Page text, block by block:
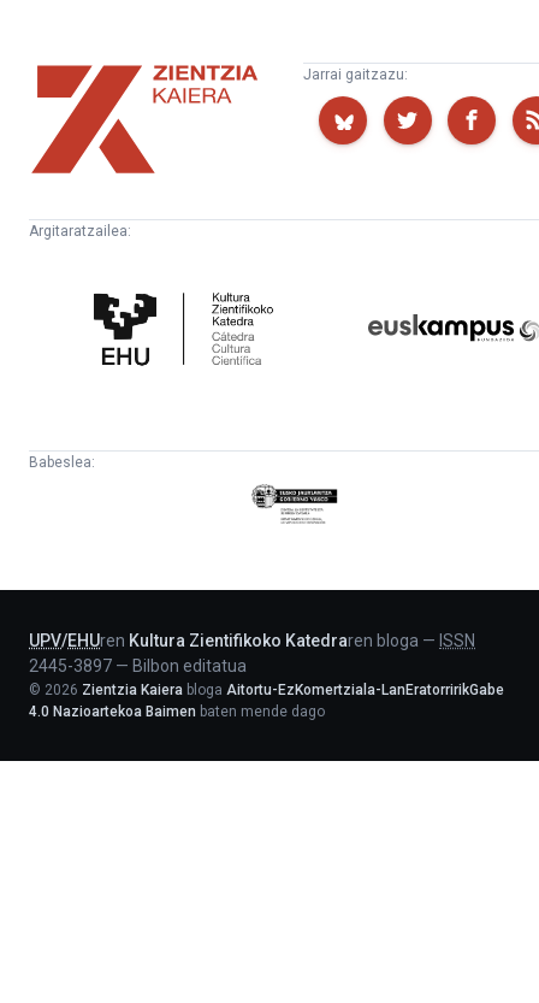
Zientzia
Kaiera
Jarrai gaitzazu:
Argitaratzailea:
Zientifikoko
Katedra
Babeslea:
Eusko
Jaurlaritza
UPV/EHUren Kultura Zientifikoko Katedraren bloga — ISSN
2445-3897 — Bilbon editatua
© 2026 Zientzia Kaiera bloga Aitortu-EzKomertziala-LanEratorririkGabe
4.0 Nazioartekoa Baimen baten mende dago